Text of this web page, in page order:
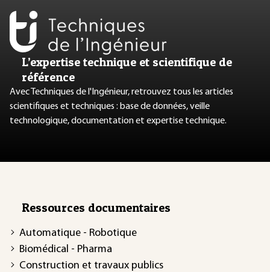
L’expertise technique et scientifique de
référence
Avec Techniques de l'Ingénieur, retrouvez tous les articles
scientifiques et techniques : base de données, veille
technologique, documentation et expertise technique.
Ressources documentaires
Automatique - Robotique
Biomédical - Pharma
Construction et travaux publics